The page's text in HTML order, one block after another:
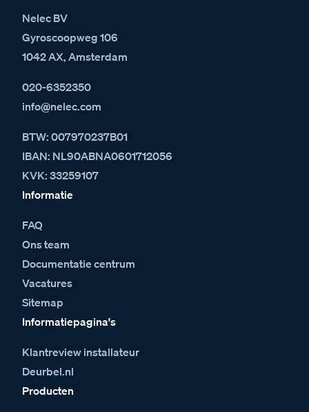
Nelec BV
Gyroscoopweg 106
1042 AX, Amsterdam
020-6352350
info@nelec.com
BTW: 007970237B01
IBAN: NL90ABNA0601712056
KVK: 33259107
Informatie
FAQ
Ons team
Documentatie centrum
Vacatures
Sitemap
Informatiepagina's
Klantreview installateur
Deurbel.nl
Producten